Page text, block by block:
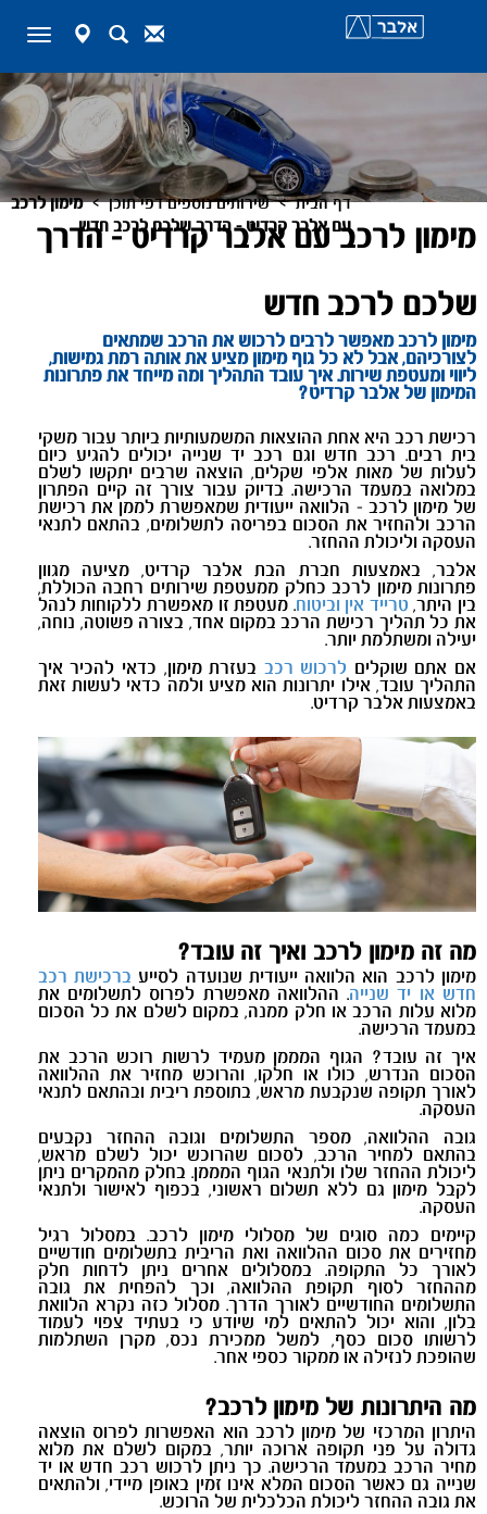
Togglemap-
marker
SearchContact
מימון לרכב עם אלבר קרדיט - הדרך
שלכם לרכב חדש
דף הבית > שירותים נוספים דפי תוכן > מימון לרכב
עם אלבר קרדיט - הדרך שלכם לרכב חדש
מימון לרכב מאפשר לרבים לרכוש את הרכב שמתאים
לצורכיהם, אבל לא כל גוף מימון מציע את אותה רמת גמישות,
ליווי ומעטפת שירות. איך עובד התהליך ומה מייחד את פתרונות
המימון של אלבר קרדיט?
רכישת רכב היא אחת ההוצאות המשמעותיות ביותר עבור משקי
בית רבים. רכב חדש וגם רכב יד שנייה יכולים להגיע כיום
לעלות של מאות אלפי שקלים, הוצאה שרבים יתקשו לשלם
במלואה במעמד הרכישה. בדיוק עבור צורך זה קיים הפתרון
של מימון לרכב - הלוואה ייעודית שמאפשרת לממן את רכישת
הרכב ולהחזיר את הסכום בפריסה לתשלומים, בהתאם לתנאי
העסקה וליכולת ההחזר.
אלבר, באמצעות חברת הבת אלבר קרדיט, מציעה מגוון
פתרונות מימון לרכב כחלק ממעטפת שירותים רחבה הכוללת,
בין היתר, טרייד אין וביטוח. מעטפת זו מאפשרת ללקוחות לנהל
את כל תהליך רכישת הרכב במקום אחד, בצורה פשוטה, נוחה,
יעילה ומשתלמת יותר.
אם אתם שוקלים לרכוש רכב בעזרת מימון, כדאי להכיר איך
התהליך עובד, אילו יתרונות הוא מציע ולמה כדאי לעשות זאת
באמצעות אלבר קרדיט.
מה זה מימון לרכב ואיך זה עובד?
מימון לרכב הוא הלוואה ייעודית שנועדה לסייע ברכישת רכב
חדש או יד שנייה. ההלוואה מאפשרת לפרוס לתשלומים את
מלוא עלות הרכב או חלק ממנה, במקום לשלם את כל הסכום
במעמד הרכישה.
איך זה עובד? הגוף המממן מעמיד לרשות רוכש הרכב את
הסכום הנדרש, כולו או חלקו, והרוכש מחזיר את ההלוואה
לאורך תקופה שנקבעת מראש, בתוספת ריבית ובהתאם לתנאי
העסקה.
גובה ההלוואה, מספר התשלומים וגובה ההחזר נקבעים
בהתאם למחיר הרכב, לסכום שהרוכש יכול לשלם מראש,
ליכולת ההחזר שלו ולתנאי הגוף המממן. בחלק מהמקרים ניתן
לקבל מימון גם ללא תשלום ראשוני, בכפוף לאישור ולתנאי
העסקה.
קיימים כמה סוגים של מסלולי מימון לרכב. במסלול רגיל
מחזירים את סכום ההלוואה ואת הריבית בתשלומים חודשיים
לאורך כל התקופה. במסלולים אחרים ניתן לדחות חלק
מההחזר לסוף תקופת ההלוואה, וכך להפחית את גובה
התשלומים החודשיים לאורך הדרך. מסלול כזה נקרא הלוואת
בלון, והוא יכול להתאים למי שיודע כי בעתיד צפוי לעמוד
לרשותו סכום כסף, למשל ממכירת נכס, מקרן השתלמות
שהופכת לנזילה או ממקור כספי אחר.
מה היתרונות של מימון לרכב?
היתרון המרכזי של מימון לרכב הוא האפשרות לפרוס הוצאה
גדולה על פני תקופה ארוכה יותר, במקום לשלם את מלוא
מחיר הרכב במעמד הרכישה. כך ניתן לרכוש רכב חדש או יד
שנייה גם כאשר הסכום המלא אינו זמין באופן מיידי, ולהתאים
את גובה ההחזר ליכולת הכלכלית של הרוכש.